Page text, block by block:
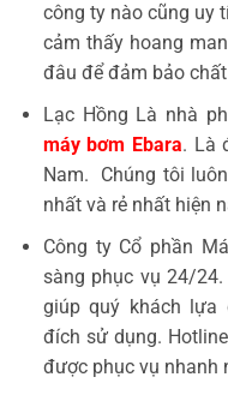
công ty nào cũng uy
cảm thấy hoang
đâu để đảm bảo
Lạc Hồng Là nhà
máy bơm Ebara. Là
Nam. Chúng tôi
nhất và rẻ nhất hiện
Công ty Cổ phần
sàng phục vụ 24/
giúp quý khách lựa
đích sử dụng.
được phục vụ nhanh